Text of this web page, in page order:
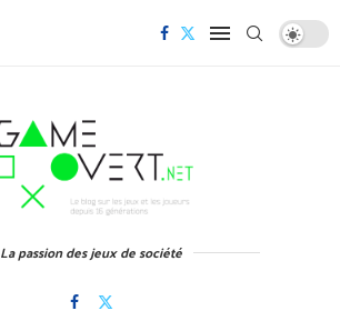
La passion des jeux de société